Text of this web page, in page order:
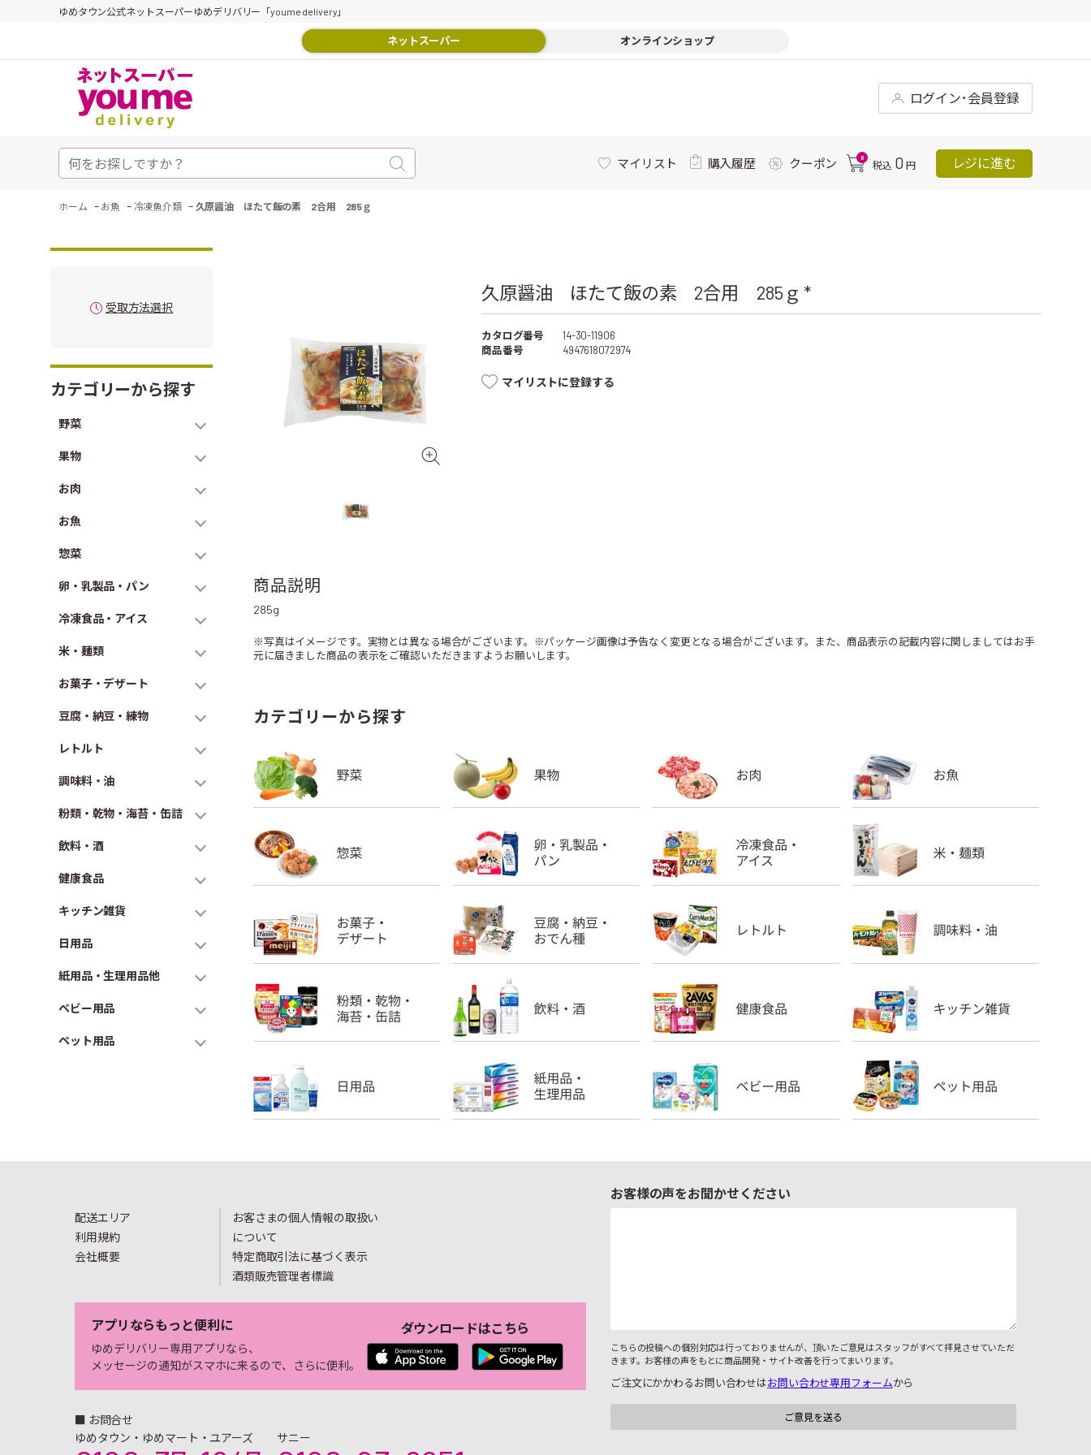
ゆめタウン公式ネットスーパーゆめデリバリー「youme delivery」
ネットスーパー オンラインショップ
ログイン･会員登録
マイリスト 購入履歴 クーポン 0
税込 0 円 レジに進む
ホーム - お魚 - 冷凍魚介類 - 久原醤油 ほたて飯の素 2合用 285ｇ
受取方法選択
カテゴリーから探す
野菜
果物
お肉
お魚
惣菜
卵・乳製品・パン
冷凍食品・アイス
米・麺類
お菓子・デザート
豆腐・納豆・練物
レトルト
調味料・油
粉類・乾物・海苔・缶詰
飲料・酒
健康食品
キッチン雑貨
日用品
紙用品・生理用品他
ベビー用品
ペット用品
久原醤油 ほたて飯の素 2合用 285ｇ *
カタログ番号
14-30-11906
商品番号
4947618072974
マイリストに登録する
商品説明
285g
※写真はイメージです。実物とは異なる場合がございます。※パッケージ画像は予告なく変更となる場合がございます。また、商品表示の記載内容に関しましてはお手
元に届きました商品の表示をご確認いただきますようお願いします。
カテゴリーから探す
配送エリア
利用規約
会社概要
お客さまの個人情報の取扱い
について
特定商取引法に基づく表示
酒類販売管理者標識
アプリならもっと便利に
ゆめデリバリー専用アプリなら、
メッセージの通知がスマホに来るので、さらに便利。
ダウンロードはこちら
■ お問合せ
ゆめタウン・ゆめマート・ユアーズ
サニー
お客様の声をお聞かせください
こちらの投稿への個別対応は行っておりませんが、頂いたご意見はスタッフがすべて拝見させていただ
きます。お客様の声をもとに商品開発・サイト改善を行ってまいります。
ご注文にかかわるお問い合わせはお問い合わせ専用フォームから